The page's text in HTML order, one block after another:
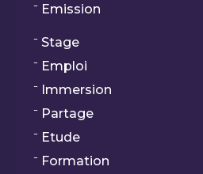
Emission
Stage
Emploi
Immersion
Partage
Etude
Formation